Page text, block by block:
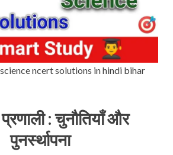
ncert solutions in hindi bihar
: चुनौतियाँ और
पुनर्स्थापना